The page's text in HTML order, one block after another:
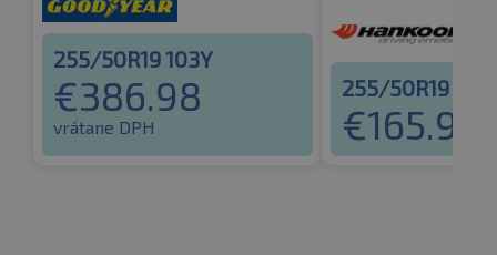
255/50R19 103Y
€386.98
vrátane DPH
255/50R19
€165.94